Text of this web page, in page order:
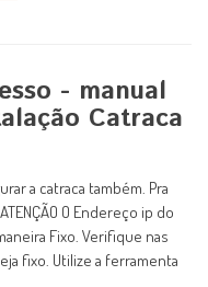
- manual
Catraca
a catraca também. Pra
O Endereço ip do
Fixo. Verifique nas
fixo. Utilize a ferramenta